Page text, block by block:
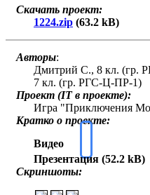
Скачать проект:
1224.zip (63.2 kB)
Авторы:
Дмитрий С., 8 кл. (гр.
7 кл. (гр. РГС-Ц-ПР-1)
Проект (IT в проекте):
Игра "Приключения
Кратко о проекте:
Видео
Презентация (52.2 kB)
Скриншоты: